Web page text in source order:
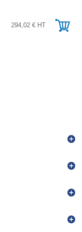
294,02 € HT